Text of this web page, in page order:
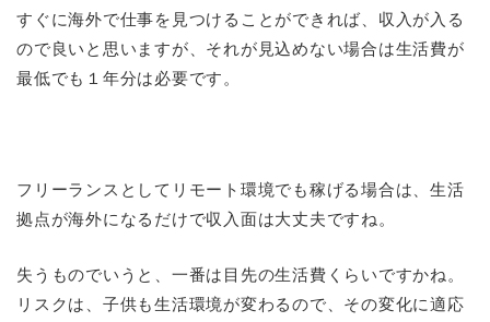
すぐに海外で仕事を見つけることができれば、収入が入る
ので良いと思いますが、それが見込めない場合は生活費が
最低でも１年分は必要です。
フリーランスとしてリモート環境でも稼げる場合は、生活
拠点が海外になるだけで収入面は大丈夫ですね。
失うものでいうと、一番は目先の生活費くらいですかね。
リスクは、子供も生活環境が変わるので、その変化に適応